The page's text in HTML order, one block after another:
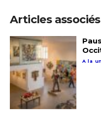
Articles associés
A la